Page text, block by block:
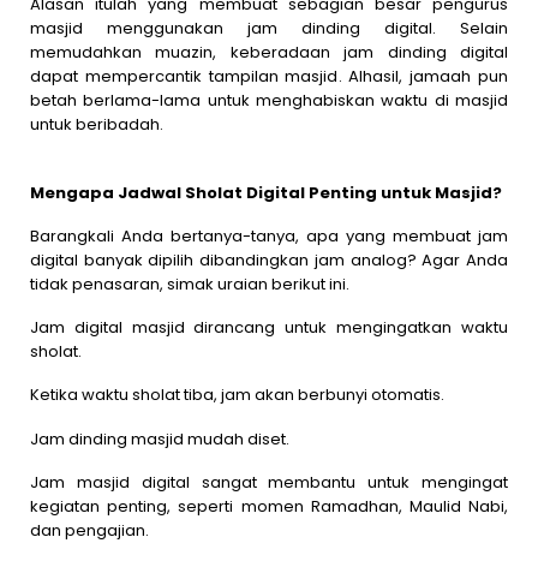
masjid menggunakan jam dinding digital. Selain
memudahkan muazin, keberadaan jam dinding digital
dapat mempercantik tampilan masjid. Alhasil, jamaah pun
betah berlama-lama untuk menghabiskan waktu di masjid
untuk beribadah.
Mengapa Jadwal Sholat Digital Penting untuk Masjid?
Barangkali Anda bertanya-tanya, apa yang membuat jam
digital banyak dipilih dibandingkan jam analog? Agar Anda
tidak penasaran, simak uraian berikut ini.
Jam digital masjid dirancang untuk mengingatkan waktu
sholat.
Ketika waktu sholat tiba, jam akan berbunyi otomatis.
Jam dinding masjid mudah diset.
Jam masjid digital sangat membantu untuk mengingat
kegiatan penting, seperti momen Ramadhan, Maulid Nabi,
dan pengajian.